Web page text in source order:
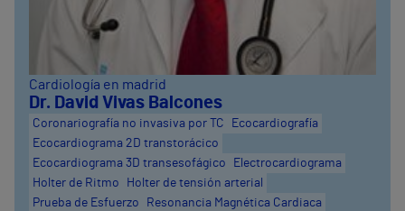
Cardiología en madrid
Dr. David Vivas Balcones
Coronariografía no invasiva por TC
Ecocardiografía
Ecocardiograma 2D transtorácico
Ecocardiograma 3D transesofágico
Electrocardiograma
Holter de Ritmo
Holter de tensión arterial
Prueba de Esfuerzo
Resonancia Magnética Cardiaca